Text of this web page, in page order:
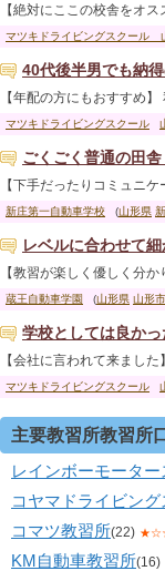
【絶対にここの校舎をオ
マツキドライビングスクール
40代後半男でも納
【年配の方にもおすすめ
マツキドライビングスクール
ごくごく普通の田
【下手だったりコミュニ
新庄第一自動車学校 (山形県
レベルに合わせて
【教習が楽しく優しく分
蔵王自動車学園 (山形県 山形市
学校としては良か
【会社に言われて来まし
マツキドライビングスクール
主要教習所教習所
レインボーモータ
コヤマドライビン
コマツ教習所(22)
KM自動車教習所(16)